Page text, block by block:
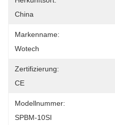
China
Markenname:
Wotech
Zertifizierung:
CE
Modellnummer:
SPBM-10SI